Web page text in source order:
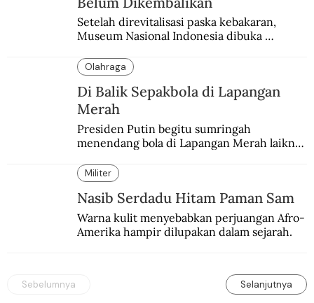
Setelah direvitalisasi paska kebakaran,
Museum Nasional Indonesia dibuka
Pameran Repatriasi 2024.
Olahraga
Di Balik Sepakbola di Lapangan
Merah
Presiden Putin begitu sumringah
menendang bola di Lapangan Merah laiknya
tempat yang sama.
Militer
Nasib Serdadu Hitam Paman Sam
Warna kulit menyebabkan perjuangan Afro-
Amerika hampir dilupakan dalam sejarah.
Sebelumnya Selanjutnya